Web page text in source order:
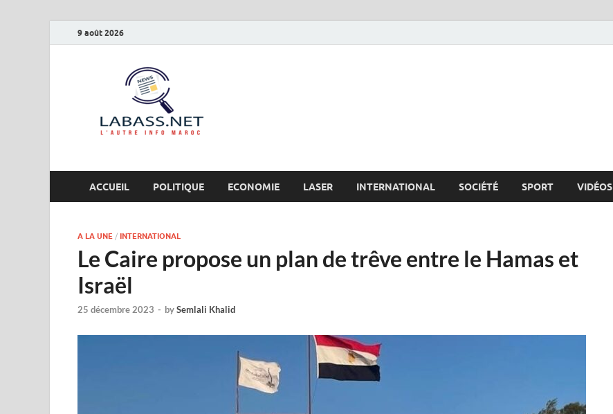
9 août 2026
ACCUEIL POLITIQUE ECONOMIE LASER INTERNATIONAL SOCIÉTÉ SPORT VIDÉOS
A LA UNE / INTERNATIONAL
Le Caire propose un plan de trêve entre le Hamas et
Israël
25 décembre 2023 - bySemlali Khalid